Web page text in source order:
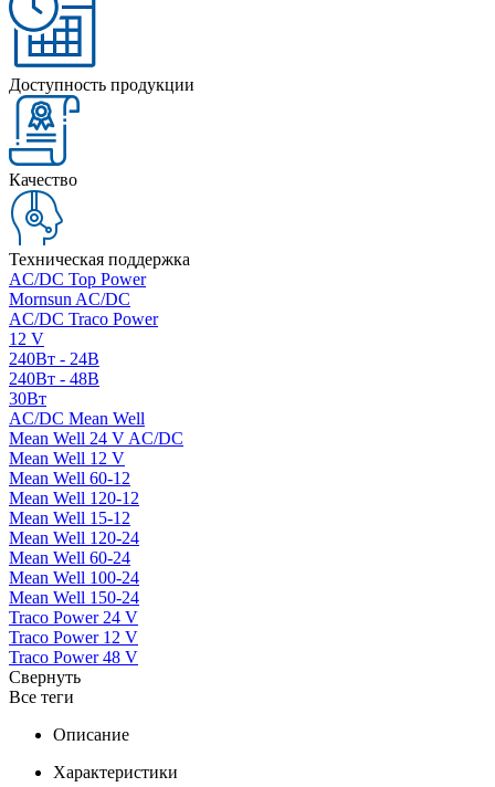
Доступность продукции
Качество
Техническая поддержка
AC/DC Top Power
Mornsun AC/DC
AC/DC Traco Power
12 V
240Вт - 24В
240Вт - 48В
30Вт
AC/DC Mean Well
Mean Well 24 V AC/DC
Mean Well 12 V
Mean Well 60-12
Mean Well 120-12
Mean Well 15-12
Mean Well 120-24
Mean Well 60-24
Mean Well 100-24
Mean Well 150-24
Traco Power 24 V
Traco Power 12 V
Traco Power 48 V
Свернуть
Все теги
Описание
Характеристики